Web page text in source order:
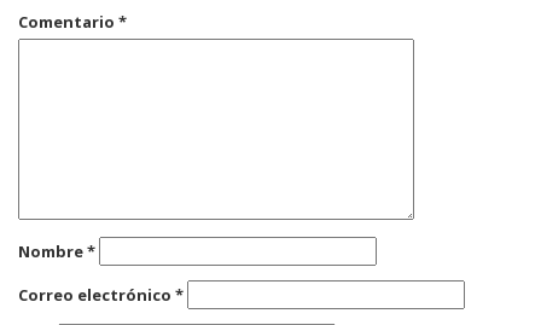
Comentario *
Nombre*
Correo electrónico *